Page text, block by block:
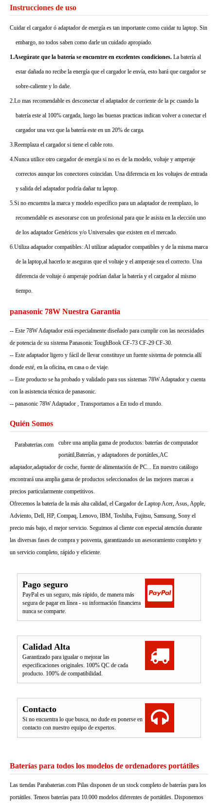
Instrucciones de uso
Cuidar el cargador ó adaptador de energía es tan importante como cuidar tu laptop. Sin
embargo, no todos saben como darle un cuidado apropiado.
1.Asegúrate que la batería se encuentre en excelentes condiciones. La batería al
estar dañada no recibe la energía que el cargador le envía, esto hará que cargador se
sobre-caliente y lo dañe.
2.Lo mas recomendable es desconectar el adaptador de corriente de la pc cuando la
batería este al 100% cargada, luego las buenas practicas indican volver a conectar el
cargador una vez que la batería este en un 20% de carga.
3.Reemplaza el cargador si tiene el cable roto.
4.Nunca utilice otro cargador de energía si no es de la modelo, voltaje y amperaje
correctos aunque los conectores coincidan. Una diferencia en los voltajes de entrada
y salida del adaptador podría dañar tu laptop.
5.Si no encuentra la marca y modelo específico para un adaptador de reemplazo, lo
recomendable es asesorarse con un profesional para que le asista en la elección uno
de los adaptador Genéricos y/o Universales que existen en el mercado.
6.Utiliza adaptador compatibles: Al utilizar adaptador compatibles y de la misma marca
de la laptop,al hacerlo te aseguras que el voltaje y el amperaje sea el correcto. Una
diferencia de voltaje ó amperaje podrían dañar la batería y el cargador al mismo
tiempo.
panasonic 78W Nuestra Garantía
-- Este 78W Adaptador está especialmente diseñado para cumplir con las necesidades
de potencia de su sistema Panasonic ToughBook CF-73 CF-29 CF-30.
-- Este adaptador ligero y fácil de llevar constituye un fuente sistema de potencia allí
donde esté, en la oficina, en casa o de viaje.
-- Este producto se ha probado y validado para sus sistemas 78W Adaptador y cuenta
con la asistencia técnica de panasonic.
-- panasonic 78W Adaptador , Transportamos a En todo el mundo.
Quién Somos
Parabaterias.com
cubre una amplia gama de productos: baterías de computador
portátil,Baterías, y adaptadores de portátiles,AC
adaptador,adaptador de coche, fuente de alimentación de PC... En nuestro catálogo
encontrará una amplia gama de productos seleccionados de las mejores marcas a
precios particularmente competitivos.
Ofrecemos la bateria de la más alta calidad, el Cargador de Laptop Acer, Asus, Apple,
Adviento, Dell, HP, Compaq, Lenovo, IBM, Toshiba, Fujitsu, Samsung, Sony el
precio más bajo, el mejor servicio. Seguimos al cliente con especial atención durante
las diversas fases de compra y posventa, garantizando un asesoramiento completo y
un servicio completo, rápido y eficiente.
Pago seguro
PayPal es un seguro, más rápido, de manera más
segura de pagar en línea - su información financiera
nunca se comparte.
Calidad Alta
Garantizado para igualar o mejorar las
especificaciones originales. 100% QC de cada
producto. 100% de compatibilidad.
Contacto
Si no encuentra lo que busca, no dude en ponerse en
contacto con nuestro equipo de expertos.
Baterías para todos los modelos de ordenadores portátiles
Las tiendas Parabaterias.com Pilas disponen de un stock completo de baterías para los
portátiles. Teneos baterías para 10.000 modelos diferentes de portátiles. Disponemos